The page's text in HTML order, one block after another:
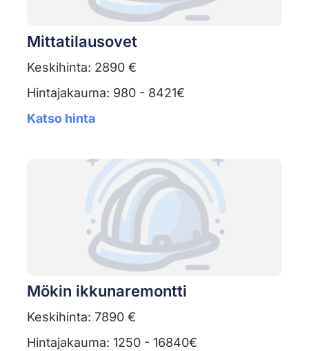
Mittatilausovet
Keskihinta: 2890 €
Hintajakauma: 980 - 8421€
Katso hinta
Mökin ikkunaremontti
Keskihinta: 7890 €
Hintajakauma: 1250 - 16840€